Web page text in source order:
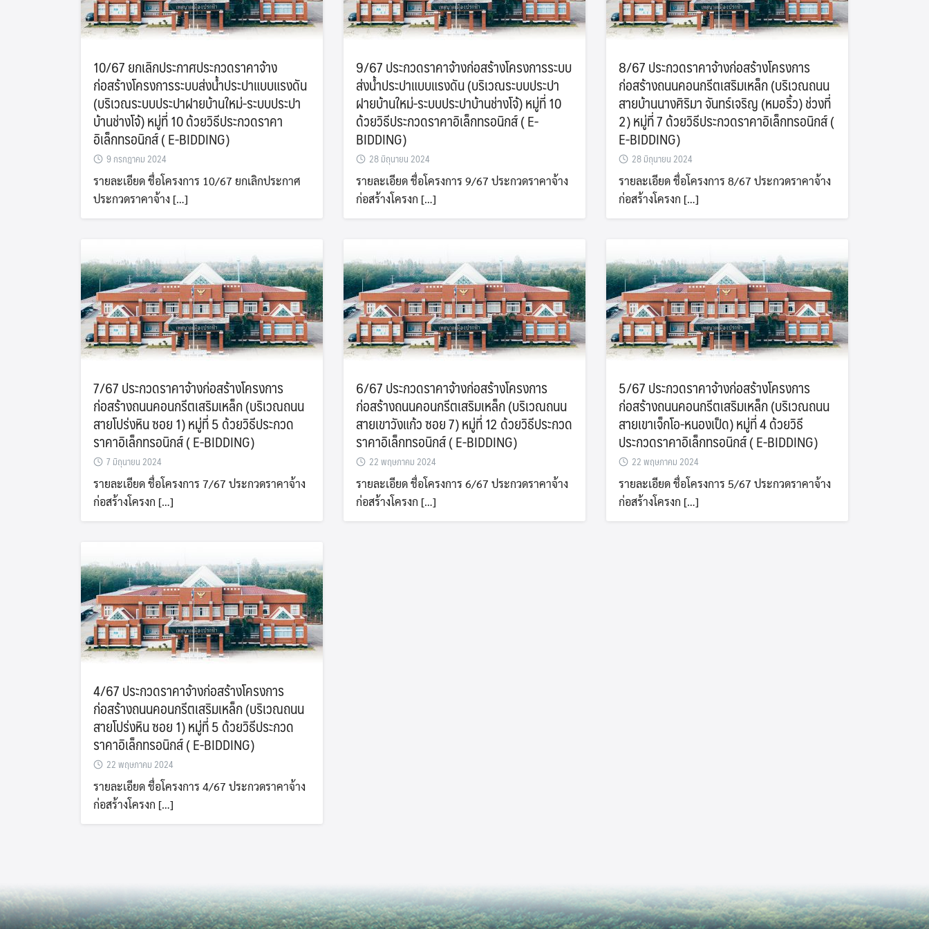
Search
for: Search
10/67 ยกเลิกประกาศประกวดราคาจ้าง
ก่อสร้างโครงการระบบส่งน้ำประปาแบบแรงดัน
(บริเวณระบบประปาฝายบ้านใหม่-ระบบประปา
บ้านช่างโจ้) หมู่ที่ 10 ด้วยวิธีประกวดราคา
อิเล็กทรอนิกส์ ( E-BIDDING)
9 กรกฎาคม 2024
รายละเอียด ชื่อโครงการ 10/67 ยกเลิกประกาศ
ประกวดราคาจ้าง […]
9/67 ประกวดราคาจ้างก่อสร้างโครงการระบบ
ส่งน้ำประปาแบบแรงดัน (บริเวณระบบประปา
ฝายบ้านใหม่-ระบบประปาบ้านช่างโจ้) หมู่ที่ 10
ด้วยวิธีประกวดราคาอิเล็กทรอนิกส์ ( E-
BIDDING)
28 มิถุนายน 2024
รายละเอียด ชื่อโครงการ 9/67 ประกวดราคาจ้าง
ก่อสร้างโครงก […]
8/67 ประกวดราคาจ้างก่อสร้างโครงการ
ก่อสร้างถนนคอนกรีตเสริมเหล็ก (บริเวณถนน
สายบ้านนางศิริมา จันทร์เจริญ (หมอริ้ว) ช่วงที่
2) หมู่ที่ 7 ด้วยวิธีประกวดราคาอิเล็กทรอนิกส์ (
E-BIDDING)
28 มิถุนายน 2024
รายละเอียด ชื่อโครงการ 8/67 ประกวดราคาจ้าง
ก่อสร้างโครงก […]
7/67 ประกวดราคาจ้างก่อสร้างโครงการ
ก่อสร้างถนนคอนกรีตเสริมเหล็ก (บริเวณถนน
สายโปร่งหิน ซอย 1) หมู่ที่ 5 ด้วยวิธีประกวด
ราคาอิเล็กทรอนิกส์ ( E-BIDDING)
7 มิถุนายน 2024
รายละเอียด ชื่อโครงการ 7/67 ประกวดราคาจ้าง
ก่อสร้างโครงก […]
6/67 ประกวดราคาจ้างก่อสร้างโครงการ
ก่อสร้างถนนคอนกรีตเสริมเหล็ก (บริเวณถนน
สายเขาวังแก้ว ซอย 7) หมู่ที่ 12 ด้วยวิธีประกวด
ราคาอิเล็กทรอนิกส์ ( E-BIDDING)
22 พฤษภาคม 2024
รายละเอียด ชื่อโครงการ 6/67 ประกวดราคาจ้าง
ก่อสร้างโครงก […]
5/67 ประกวดราคาจ้างก่อสร้างโครงการ
ก่อสร้างถนนคอนกรีตเสริมเหล็ก (บริเวณถนน
สายเขาเจ็กโอ-หนองเป็ด) หมู่ที่ 4 ด้วยวิธี
ประกวดราคาอิเล็กทรอนิกส์ ( E-BIDDING)
22 พฤษภาคม 2024
รายละเอียด ชื่อโครงการ 5/67 ประกวดราคาจ้าง
ก่อสร้างโครงก […]
4/67 ประกวดราคาจ้างก่อสร้างโครงการ
ก่อสร้างถนนคอนกรีตเสริมเหล็ก (บริเวณถนน
สายโปร่งหิน ซอย 1) หมู่ที่ 5 ด้วยวิธีประกวด
ราคาอิเล็กทรอนิกส์ ( E-BIDDING)
22 พฤษภาคม 2024
รายละเอียด ชื่อโครงการ 4/67 ประกวดราคาจ้าง
ก่อสร้างโครงก […]